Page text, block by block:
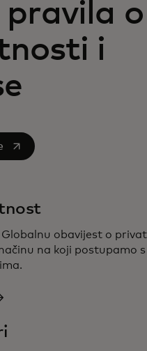
pravila o
i
tab
obavijest o
na koji postupamo s